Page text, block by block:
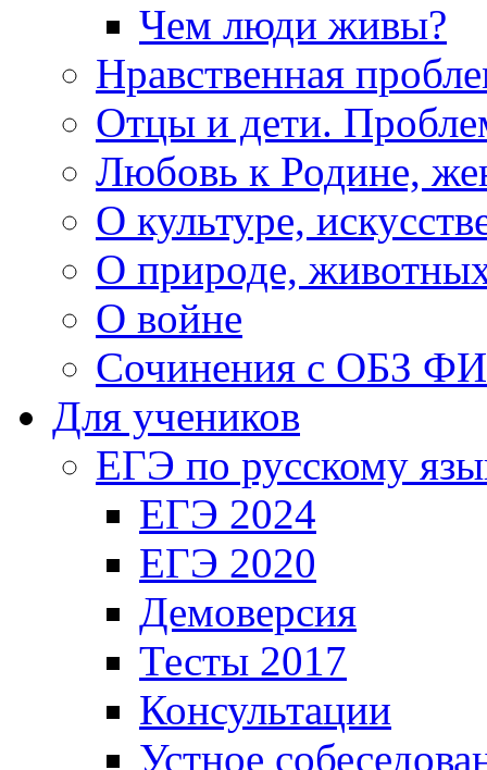
Чем люди живы?
Нравственная
Отцы и дети.
Любовь к Родине,
О культуре,
О природе,
О войне
Сочинения с ОБЗ
Для учеников
ЕГЭ по русскому
ЕГЭ 2024
ЕГЭ 2020
Демоверсия
Тесты 2017
Консультации
Устное